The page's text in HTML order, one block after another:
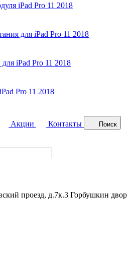
iPad Pro 11 2018
для iPad Pro 11 2018
для iPad Pro 11 2018
Pro 11 2018
Акции Контакты Поиск
проезд, д.7к.3 Горбушкин двор